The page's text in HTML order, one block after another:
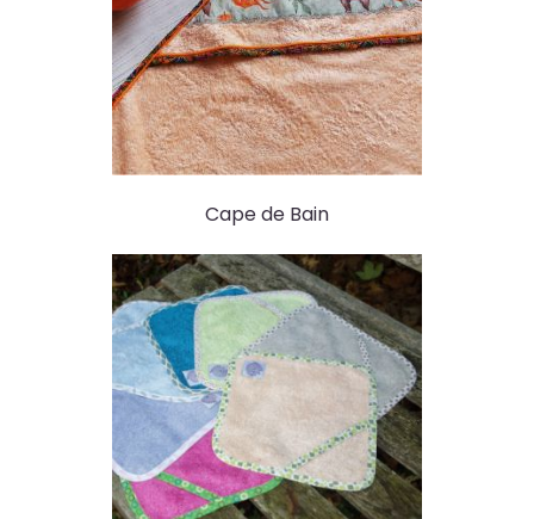
Cape de Bain